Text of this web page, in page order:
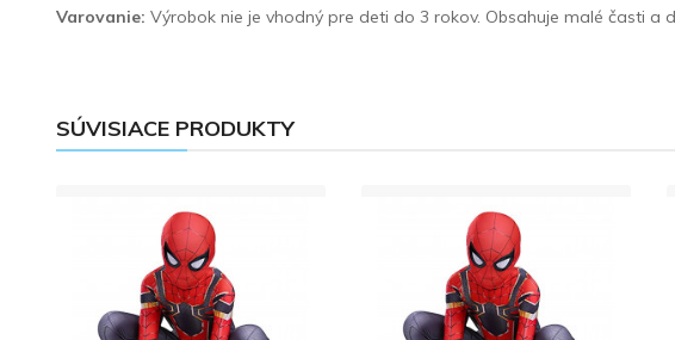
Varovanie: Výrobok nie je vhodný pre deti do 3 rokov. Obsahuje malé časti a
SÚVISIACE PRODUKTY